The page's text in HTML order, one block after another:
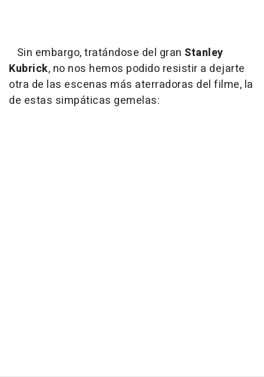
Sin embargo, tratándose del gran Stanley
Kubrick, no nos hemos podido resistir a dejarte
otra de las escenas más aterradoras del filme, la
de estas simpáticas gemelas: